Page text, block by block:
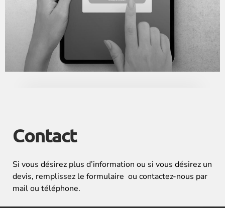
Contact
Si vous désirez plus d’information ou si vous désirez un
devis, remplissez le formulaire ou contactez-nous par
mail ou téléphone.